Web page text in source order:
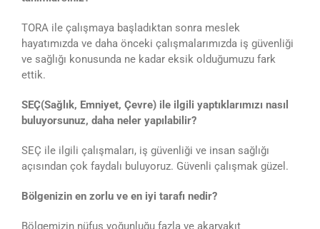
TORA ile çalışmaya başladıktan sonra meslek
hayatımızda ve daha önceki çalışmalarımızda iş güvenliği
ve sağlığı konusunda ne kadar eksik olduğumuzu fark
ettik.
SEÇ(Sağlık, Emniyet, Çevre) ile ilgili yaptıklarımızı nasıl
buluyorsunuz, daha neler yapılabilir?
SEÇ ile ilgili çalışmaları, iş güvenliği ve insan sağlığı
açısından çok faydalı buluyoruz. Güvenli çalışmak güzel.
Bölgenizin en zorlu ve en iyi tarafı nedir?
Bölgemizin nüfus yoğunluğu fazla ve akaryakıt